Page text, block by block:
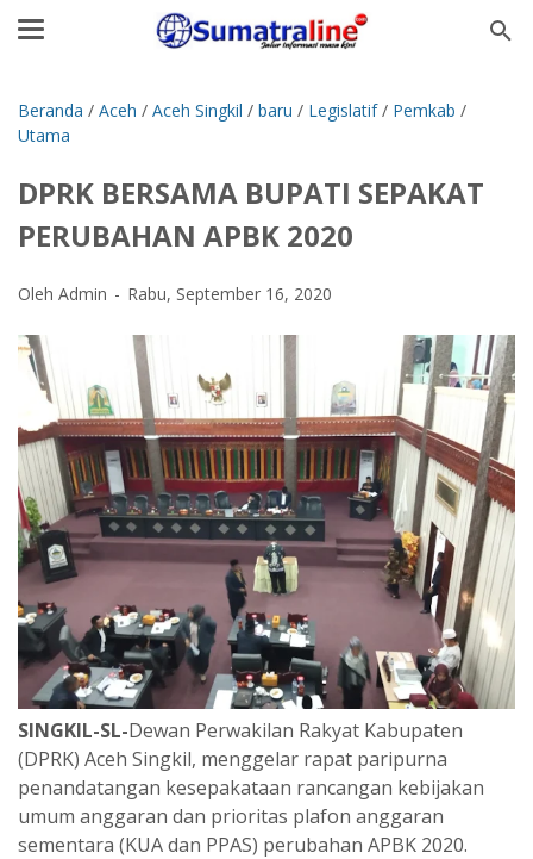
Beranda / Aceh / Aceh Singkil / baru / Legislatif / Pemkab /
Utama
DPRK BERSAMA BUPATI SEPAKAT
PERUBAHAN APBK 2020
Oleh Admin Rabu, September 16, 2020
SINGKIL-SL-Dewan Perwakilan Rakyat Kabupaten
(DPRK) Aceh Singkil, menggelar rapat paripurna
penandatangan kesepakataan rancangan kebijakan
umum anggaran dan prioritas plafon anggaran
sementara (KUA dan PPAS) perubahan APBK 2020.